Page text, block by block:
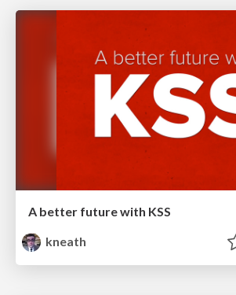
A better future with KSS
kneath